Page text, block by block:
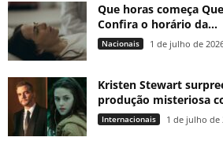
Que horas começa
Confira o horário da...
Nacionais 1 de julho de
Kristen Stewart
produção misteriosa
Internacionais 1 de julho de